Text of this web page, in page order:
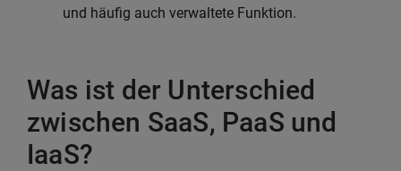
und häufig auch verwaltete Funktion.
Was ist der Unterschied
zwischen SaaS, PaaS und
IaaS?